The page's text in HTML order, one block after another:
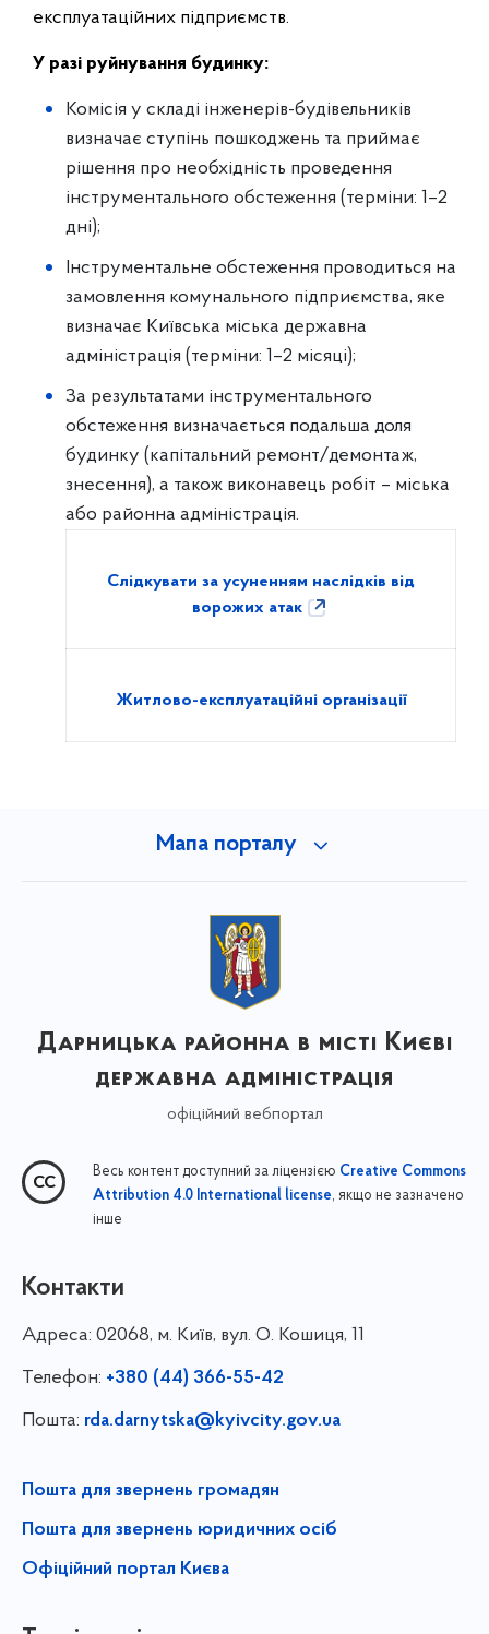
експлуатаційних підприємств.
У разі руйнування будинку:
Комісія у складі інженерів-будівельників
визначає ступінь пошкоджень та приймає
рішення про необхідність проведення
інструментального обстеження (терміни: 1–2
дні);
Інструментальне обстеження проводиться на
замовлення комунального підприємства, яке
визначає Київська міська державна
адміністрація (терміни: 1–2 місяці);
За результатами інструментального
обстеження визначається подальша доля
будинку (капітальний ремонт/демонтаж,
знесення), а також виконавець робіт – міська
або районна адміністрація.
Cлідкувати за усуненням наслідків від
ворожих атак
Житлово-експлуатаційні організації
Мапа порталу
Дарницька районна в місті Києві
державна адміністрація
офіційний вебпортал
Весь контент доступний за ліцензією Creative Commons
Attribution 4.0 International license, якщо не зазначено
інше
Контакти
Адреса: 02068, м. Київ, вул. О. Кошиця, 11
Телефон: +380 (44) 366-55-42
Пошта: rda.darnytska@kyivcity.gov.ua
Пошта для звернень громадян
Пошта для звернень юридичних осіб
Офіційний портал Києва